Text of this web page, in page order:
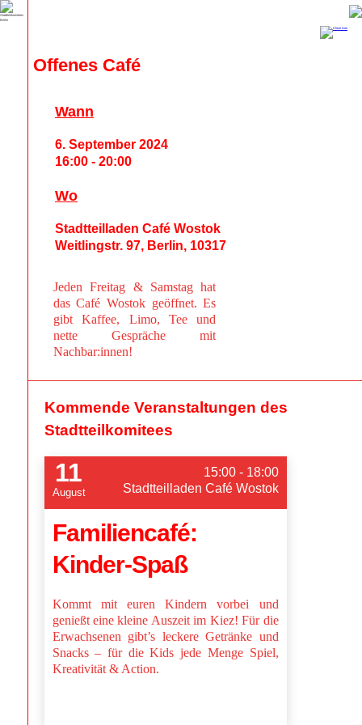
Offenes Café
Jeden Freitag & Samstag hat
das Café Wostok geöffnet. Es
gibt Kaffee, Limo, Tee und
nette Gespräche mit
Nachbar:innen!
Wann
6. September 2024
16:00 - 20:00
Wo
Stadtteilladen Café Wostok
Weitlingstr. 97, Berlin, 10317
Kommende Veranstaltungen des
Stadtteilkomitees
11
August
15:00 - 18:00
Stadtteilladen Café Wostok
Familiencafé:
Kinder-Spaß
Kommt mit euren Kindern vorbei und
genießt eine kleine Auszeit im Kiez! Für die
Erwachsenen gibt’s leckere Getränke und
Snacks – für die Kids jede Menge Spiel,
Kreativität & Action.